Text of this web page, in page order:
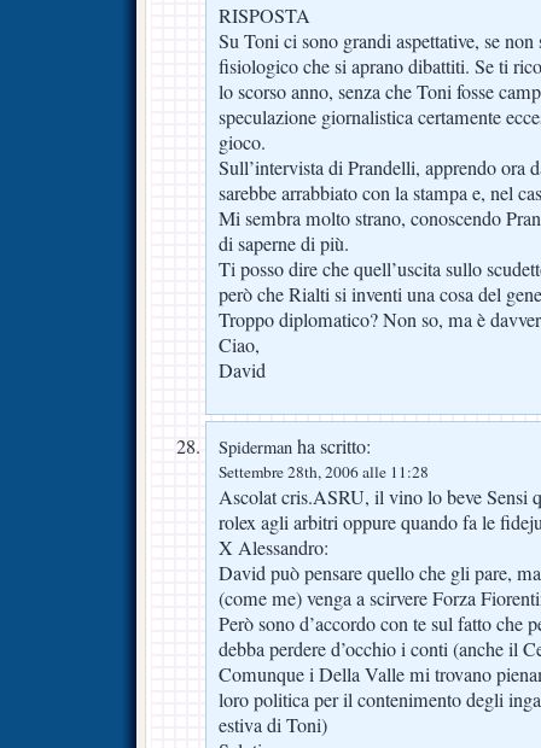
RISPOSTA
Su Toni ci sono grandi aspettative, se non
fisiologico che si aprano dibattiti. Se ti
lo scorso anno, senza che Toni fosse
speculazione giornalistica certamente
gioco.
Sull’intervista di Prandelli, apprendo ora
sarebbe arrabbiato con la stampa e, nel
Mi sembra molto strano, conoscendo
di saperne di più.
Ti posso dire che quell’uscita sullo
però che Rialti si inventi una cosa del
Troppo diplomatico? Non so, ma è
Ciao,
David
Spiderman ha scritto:
Settembre 28th, 2006 alle 11:28
Ascolat cris.ASRU, il vino lo beve Sensi
rolex agli arbitri oppure quando fa le
X Alessandro:
David può pensare quello che gli pare,
(come me) venga a scirvere Forza
Però sono d’accordo con te sul fatto che
debba perdere d’occhio i conti (anche il
Comunque i Della Valle mi trovano
loro politica per il contenimento degli
estiva di Toni)